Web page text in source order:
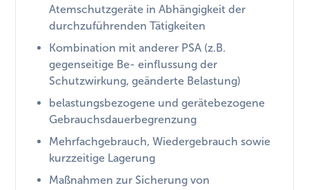
Atemschutzgeräte in Abhängigkeit der
durchzuführenden Tätigkeiten
Kombination mit anderer PSA (z.B.
gegenseitige Be- einflussung der
Schutzwirkung, geänderte Belastung)
belastungsbezogene und gerätebezogene
Gebrauchsdauerbegrenzung
Mehrfachgebrauch, Wiedergebrauch sowie
kurzzeitige Lagerung
Maßnahmen zur Sicherung von